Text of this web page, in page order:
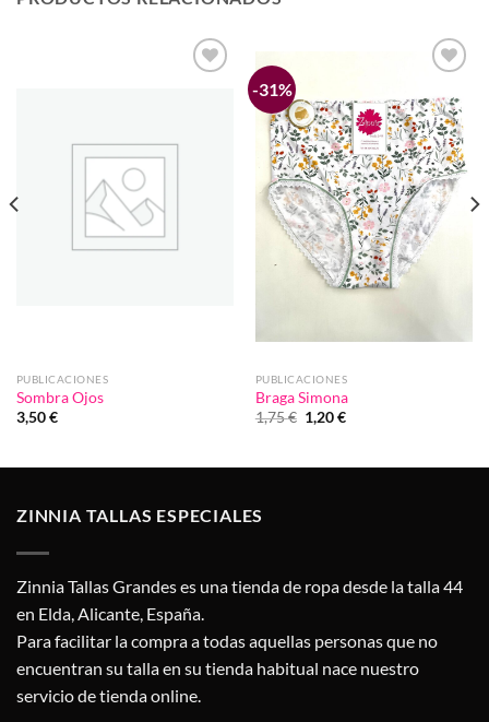
PUBLICACIONES
Sombra Ojos
3,50€
-31%
a la
lista de
deseos
PUBLICACIONES
Braga Simona
1,75€ El
precio
1,75 €.
1,20€El
1,20 €.
ZINNIA TALLAS ESPECIALES
Zinnia Tallas Grandes es una tienda de ropa desde la talla 44
en Elda, Alicante, España.
Para facilitar la compra a todas aquellas personas que no
encuentran su talla en su tienda habitual nace nuestro
servicio de tienda online.